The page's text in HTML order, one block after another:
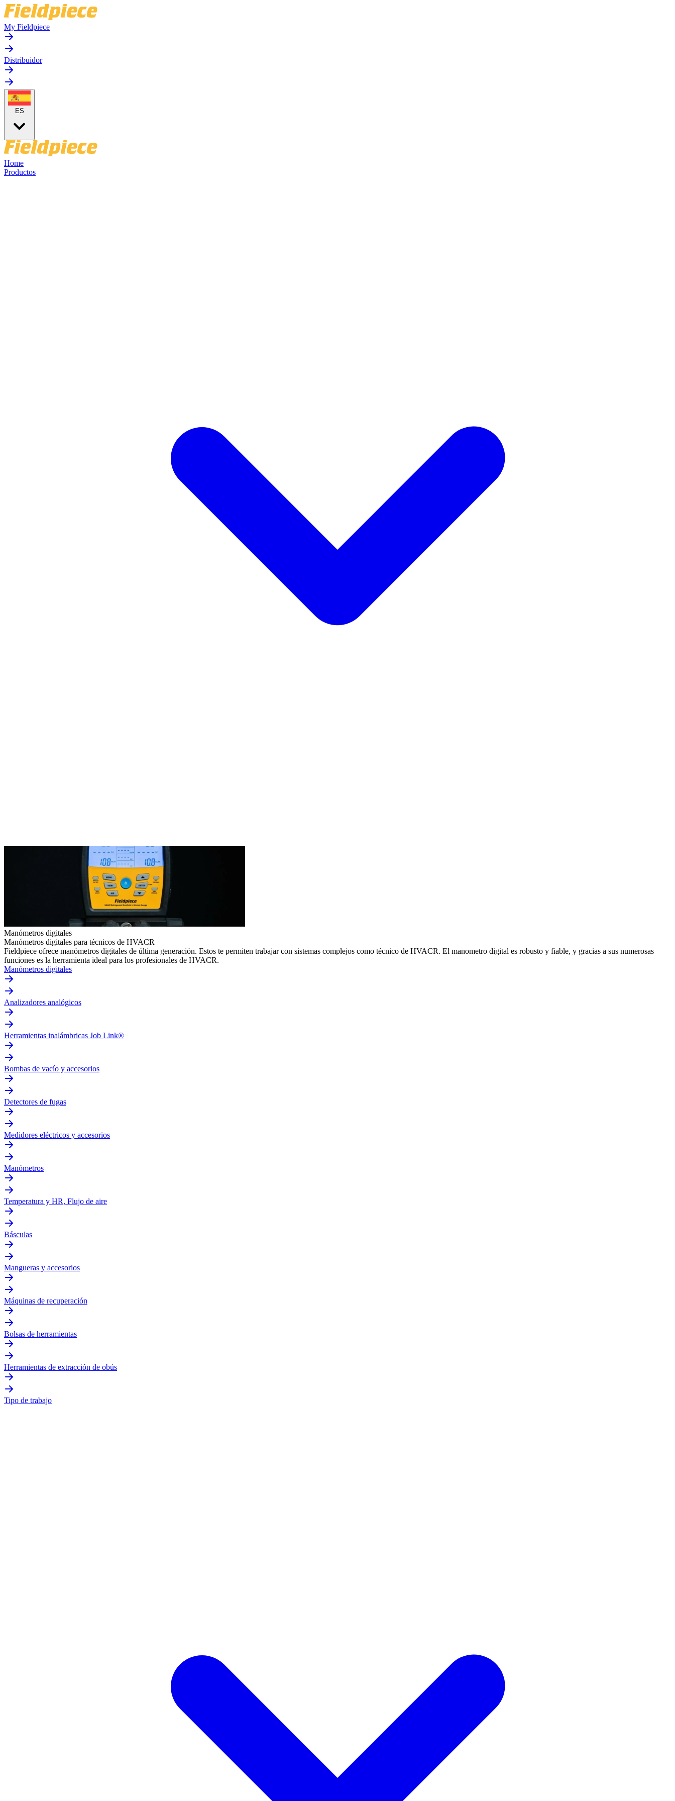
My Fieldpiece
Distribuidor
ES
Home
Productos
Manómetros digitales
Manómetros digitales para técnicos de HVACR
Fieldpiece ofrece manómetros digitales de última generación. Estos te permiten trabajar con sistemas complejos como técnico de HVACR. El manometro digital es robusto y fiable, y gracias a sus numerosas
funciones es la herramienta ideal para los profesionales de HVACR.
Manómetros digitales
Analizadores analógicos
Herramientas inalámbricas Job Link®
Bombas de vacío y accesorios
Detectores de fugas
Medidores eléctricos y accesorios
Manómetros
Temperatura y HR, Flujo de aire
Básculas
Mangueras y accesorios
Máquinas de recuperación
Bolsas de herramientas
Herramientas de extracción de obús
Tipo de trabajo